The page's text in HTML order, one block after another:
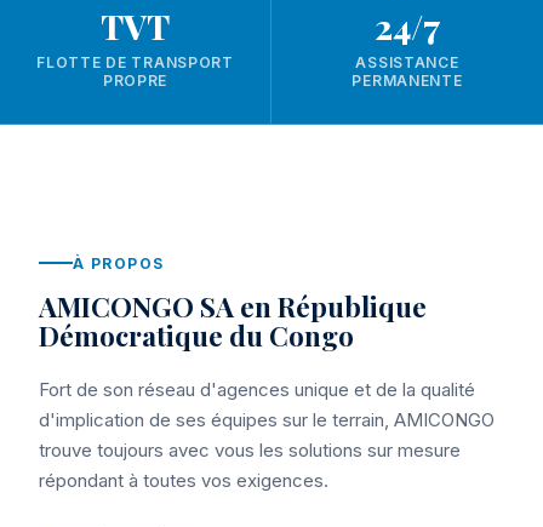
TVT
FLOTTE DE TRANSPORT
PROPRE
24/7
ASSISTANCE
PERMANENTE
À PROPOS
AMICONGO SA en République
Démocratique du Congo
Fort de son réseau d'agences unique et de la qualité
d'implication de ses équipes sur le terrain, AMICONGO
trouve toujours avec vous les solutions sur mesure
répondant à toutes vos exigences.